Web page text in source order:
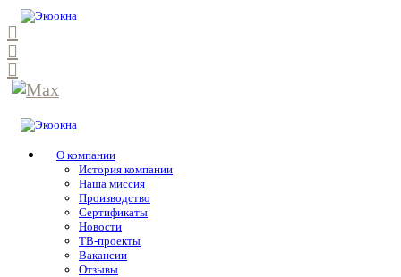
О компании
История компании
Наша миссия
Производство
Сертификаты
Новости
ТВ-проекты
Вакансии
Отзывы